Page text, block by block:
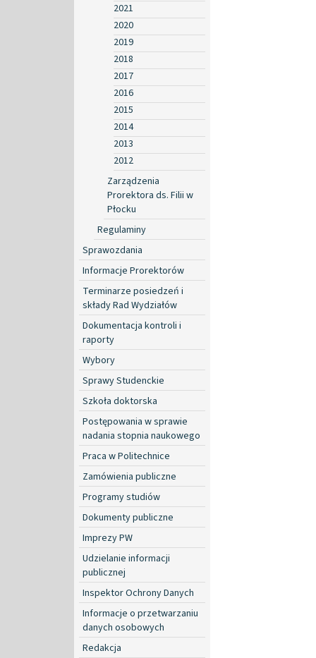
2021
2020
2019
2018
2017
2016
2015
2014
2013
2012
Zarządzenia
Prorektora ds. Filii w
Płocku
Regulaminy
Sprawozdania
Informacje Prorektorów
Terminarze posiedzeń i
składy Rad Wydziałów
Dokumentacja kontroli i
raporty
Wybory
Sprawy Studenckie
Szkoła doktorska
Postępowania w sprawie
nadania stopnia naukowego
Praca w Politechnice
Zamówienia publiczne
Programy studiów
Dokumenty publiczne
Imprezy PW
Udzielanie informacji
publicznej
Inspektor Ochrony Danych
Informacje o przetwarzaniu
danych osobowych
Redakcja